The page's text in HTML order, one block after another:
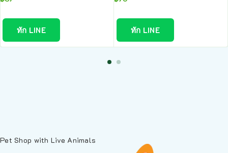
ทัก LINE ทัก LINE
Pet Shop with Live Animals